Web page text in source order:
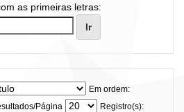
as primeiras letras:
Em ordem:
Página
Registro(s):